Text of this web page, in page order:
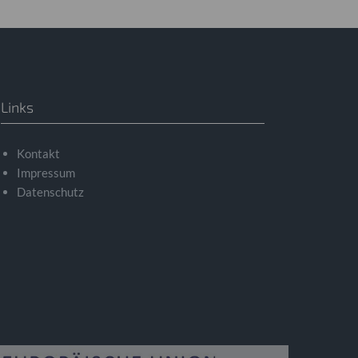
Links
Kontakt
Impressum
Datenschutz